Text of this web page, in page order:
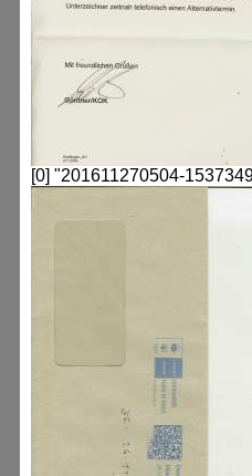
[0] "201611270504-